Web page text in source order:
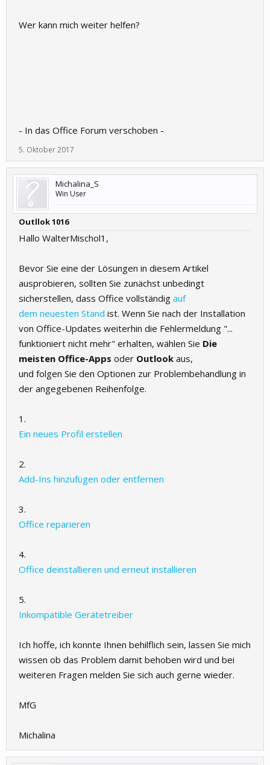
Wer kann mich weiter helfen?
- In das Office Forum verschoben -
5. Oktober 2017
Michalina_S
Win User
Outllok 1016
Hallo WalterMischol1,
Bevor Sie eine der Lösungen in diesem Artikel
ausprobieren, sollten Sie zunächst unbedingt
sicherstellen, dass Office vollständig auf
dem neuesten Stand ist. Wenn Sie nach der Installation
von Office-Updates weiterhin die Fehlermeldung "...
funktioniert nicht mehr" erhalten, wählen Sie Die
meisten Office-Apps oder Outlook aus,
und folgen Sie den Optionen zur Problembehandlung in
der angegebenen Reihenfolge.
1.
Ein neues Profil erstellen
2.
Add-Ins hinzufügen oder entfernen
3.
Office reparieren
4.
Office deinstallieren und erneut installieren
5.
Inkompatible Gerätetreiber
Ich hoffe, ich konnte Ihnen behilflich sein, lassen Sie mich
wissen ob das Problem damit behoben wird und bei
weiteren Fragen melden Sie sich auch gerne wieder.
MfG
Michalina